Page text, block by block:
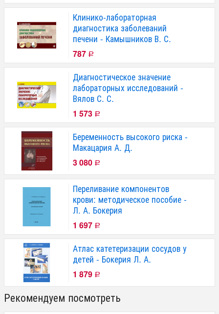
Клинико-лабораторная
диагностика заболеваний
печени - Камышников В. С.
787 Р
Диагностическое значение
лабораторных исследований -
Вялов С. С.
1 573 Р
Беременность высокого риска -
Макацария А. Д.
3 080 Р
Переливание компонентов
крови: методическое пособие -
Л. А. Бокерия
1 697 Р
Атлас катетеризации сосудов у
детей - Бокерия Л. А.
1 879 Р
Рекомендуем посмотреть